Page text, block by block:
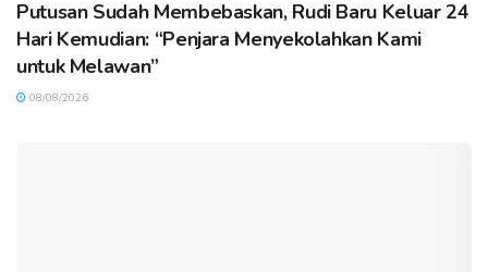
Putusan Sudah Membebaskan, Rudi Baru Keluar 24
Hari Kemudian: “Penjara Menyekolahkan Kami
untuk Melawan”
08/08/2026